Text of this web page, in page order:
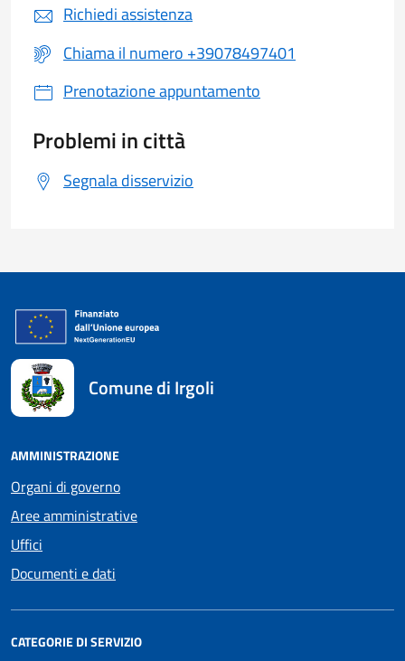
Richiedi assistenza
Chiama il numero +39078497401
Prenotazione appuntamento
Problemi in città
Segnala disservizio
Comune di Irgoli
AMMINISTRAZIONE
Organi di governo
Aree amministrative
Uffici
Documenti e dati
CATEGORIE DI SERVIZIO